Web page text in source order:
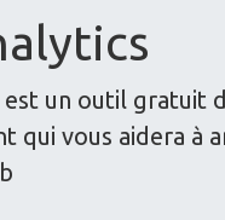
est un outil gratuit
qui vous aidera à